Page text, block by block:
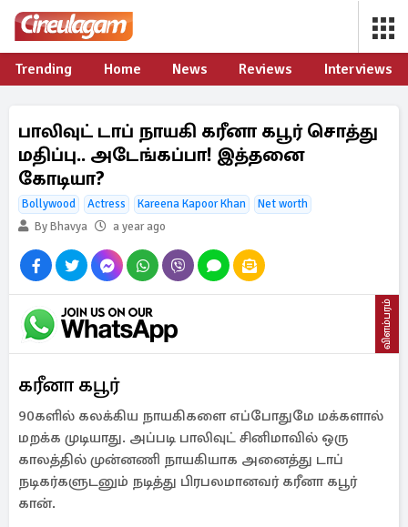
Trending Home News Reviews Interviews
பாலிவுட் டாப் நாயகி கரீனா கபூர் சொத்து
மதிப்பு.. அடேங்கப்பா! இத்தனை
கோடியா?
Bollywood Actress Kareena Kapoor Khan
Net worth
By Bhavya
a year ago
விளம்பரம்
கரீனா கபூர்
90களில் கலக்கிய நாயகிகளை எப்போதுமே மக்களால்
மறக்க முடியாது. அப்படி பாலிவுட் சினிமாவில் ஒரு
காலத்தில் முன்னணி நாயகியாக அனைத்து டாப்
நடிகர்களுடனும் நடித்து பிரபலமானவர் கரீனா கபூர்
கான்.